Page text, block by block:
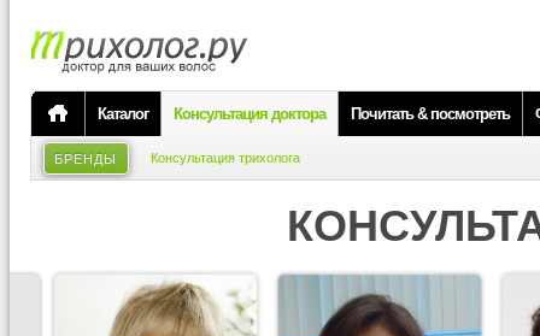
Каталог Консультация доктора Почитать & посмотреть
БРЕНДЫ Консультация трихолога